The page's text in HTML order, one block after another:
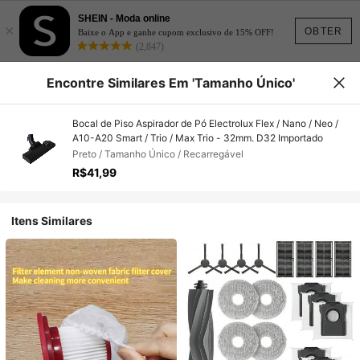
OBTER
×
SHEIN - Moda online
Baixe o App e ganhe cupom exclusivo de 15% OFF!
(2,847)
Encontre Similares Em 'Tamanho Único'
Bocal de Piso Aspirador de Pó Electrolux Flex / Nano / Neo /
A10-A20 Smart / Trio / Max Trio - 32mm. D32 Importado
Preto / Tamanho Único / Recarregável
R$41,99
Itens Similares